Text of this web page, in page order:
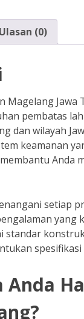
Ulasan (0)
Magelang
pembatas
dan wilayah
keamanan
Anda
setiap
yang
standar
Anda